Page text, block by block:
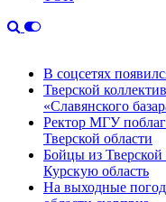
В соцсетях
Тверской
«Славянского
Ректор МГУ
Тверской области
Бойцы из Тверской
Курскую область
На выходные